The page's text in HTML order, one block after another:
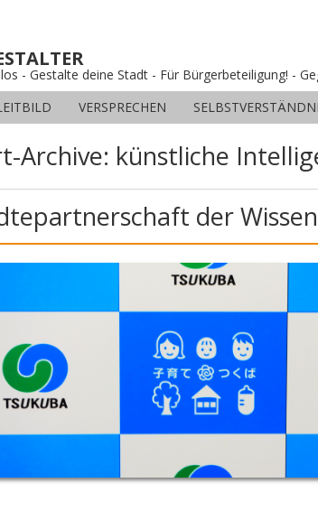
- Gestalte deine Stadt - Für Bürgerbeteiligung! -
VERSPRECHEN
Archive: künstliche
der